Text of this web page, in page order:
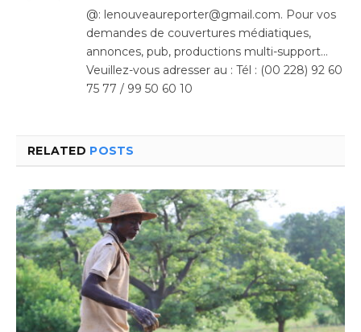
@: lenouveaureporter@gmail.com. Pour vos
demandes de couvertures médiatiques,
annonces, pub, productions multi-support…
Veuillez-vous adresser au : Tél : (00 228) 92 60
75 77 / 99 50 60 10
RELATED POSTS